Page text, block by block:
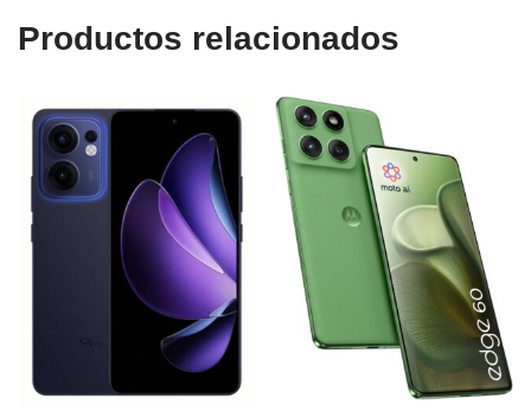
Productos relacionados